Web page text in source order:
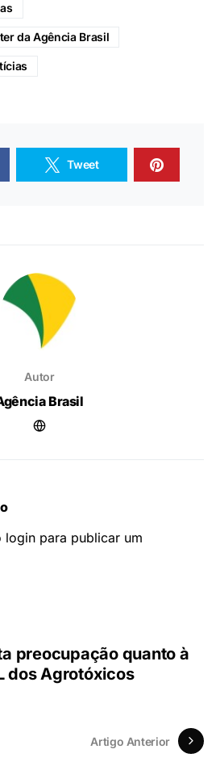
da Agência Brasil
Tweet
Autor
Brasil
login para publicar um
preocupação quanto à
dos Agrotóxicos
Artigo Anterior